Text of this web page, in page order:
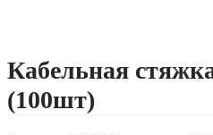
Кабельная
(100шт)